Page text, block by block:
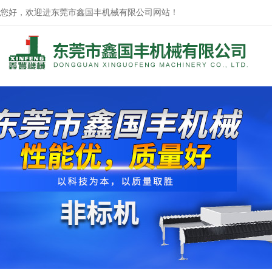
您好，欢迎进东莞市鑫国丰机械有限公司网站！